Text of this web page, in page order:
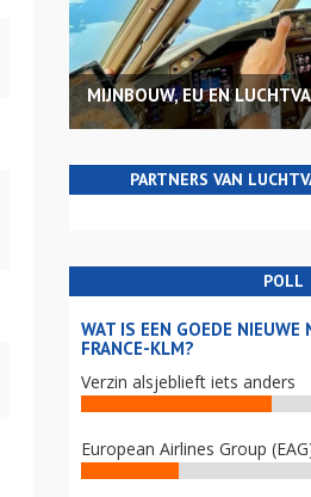
MIJNBOUW, EU EN
PARTNERS VAN
POLL
WAT IS EEN GOEDE NIEUWE
FRANCE-KLM?
Verzin alsjeblieft iets anders
European Airlines Group